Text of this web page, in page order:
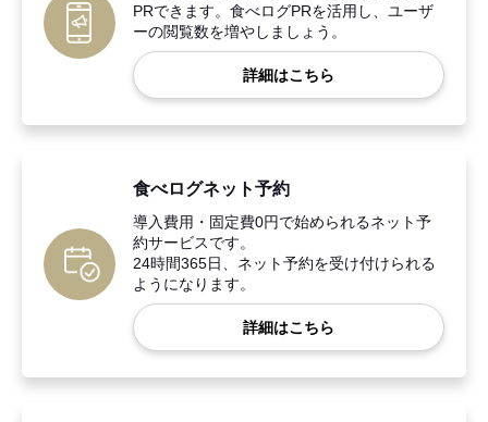
PRできます。食べログPRを活用し、ユーザ
ーの閲覧数を増やしましょう。
詳細はこちら
食べログネット予約
導入費用・固定費0円で始められるネット予
約サービスです。
24時間365日、ネット予約を受け付けられる
ようになります。
詳細はこちら